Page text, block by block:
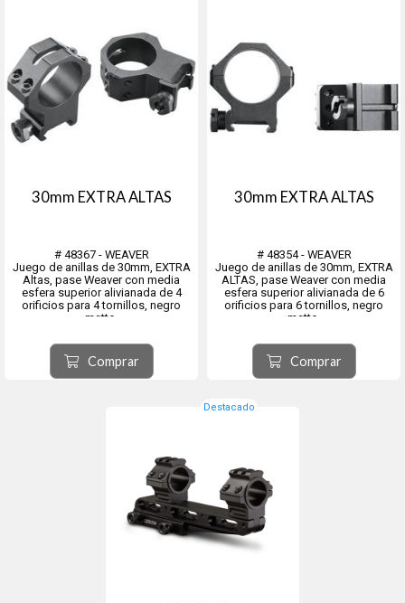
30mm EXTRA ALTAS
# 48367 - WEAVER
Juego de anillas de 30mm, EXTRA
Altas, pase Weaver con media
esfera superior alivianada de 4
orificios para 4 tornillos, negro
matte.
Comprar
30mm EXTRA ALTAS
# 48354 - WEAVER
Juego de anillas de 30mm, EXTRA
ALTAS, pase Weaver con media
esfera superior alivianada de 6
orificios para 6 tornillos, negro
matte.
Comprar
Destacado